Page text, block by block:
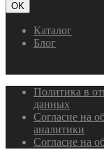
OK
Каталог
Блог
Политика в
данных
Согласие на
аналитики
Согласие на